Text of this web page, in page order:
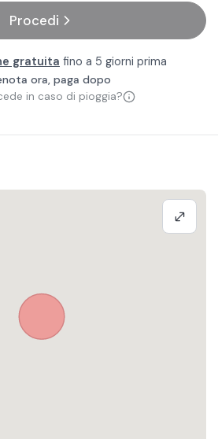
Procedi
gratuita fino a 5 giorni prima
ora, paga dopo
in caso di pioggia?